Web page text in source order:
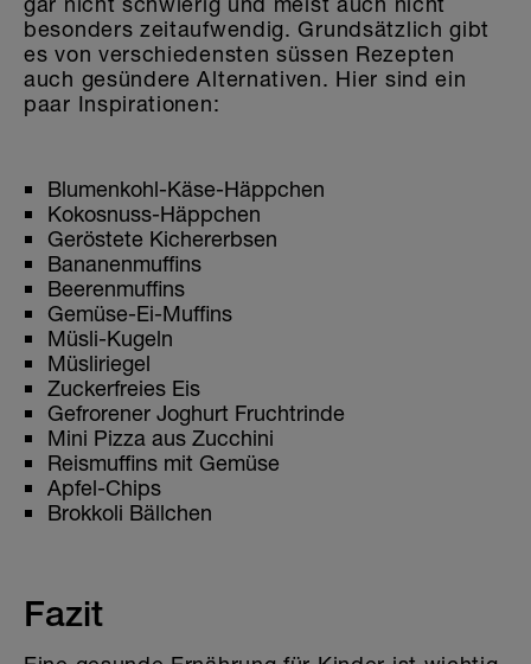
besonders zeitaufwendig. Grundsätzlich gibt
es von verschiedensten süssen Rezepten
auch gesündere Alternativen. Hier sind ein
paar Inspirationen:
Blumenkohl-Käse-Häppchen
Kokosnuss-Häppchen
Geröstete Kichererbsen
Bananenmuffins
Beerenmuffins
Gemüse-Ei-Muffins
Müsli-Kugeln
Müsliriegel
Zuckerfreies Eis
Gefrorener Joghurt Fruchtrinde
Mini Pizza aus Zucchini
Reismuffins mit Gemüse
Apfel-Chips
Brokkoli Bällchen
Fazit